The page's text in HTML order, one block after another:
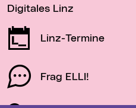
Digitales Linz
Linz-Termine
Frag ELLI!